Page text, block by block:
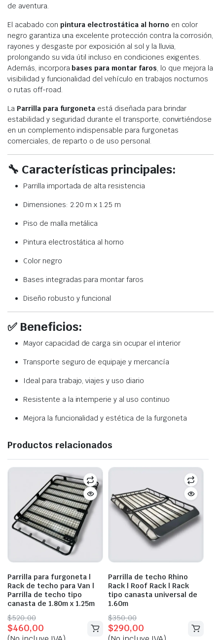
de aventura.
El acabado con pintura electrostática al horno en color
negro garantiza una excelente protección contra la corrosión,
rayones y desgaste por exposición al sol y la lluvia,
prolongando su vida útil incluso en condiciones exigentes.
Además, incorporabases para montar faros, lo que mejora la
visibilidad y funcionalidad del vehículo en trabajos nocturnos
o rutas off-road.
La Parrilla para furgoneta está diseñada para brindar
estabilidad y seguridad durante el transporte, convirtiéndose
en un complemento indispensable para furgonetas
comerciales, de reparto o de uso personal.
🔧 Características principales:
Parrilla importada de alta resistencia
Dimensiones: 2.20 m x 1.25 m
Piso de malla metálica
Pintura electrostática al horno
Color negro
Bases integradas para montar faros
Diseño robusto y funcional
✅ Beneficios:
Mayor capacidad de carga sin ocupar el interior
Transporte seguro de equipaje y mercancía
Ideal para trabajo, viajes y uso diario
Resistente a la intemperie y al uso continuo
Mejora la funcionalidad y estética de la furgoneta
Productos relacionados
Parrilla para furgoneta |
Rack de techo para Van |
Parrilla de techo tipo
canasta de 1.80m x 1.25m
$520,00
Original
price
$460,00
Current
price
Parrilla de techo Rhino
Rack | Roof Rack | Rack
tipo canasta universal de
1.60m
$350,00
Original
price
$290,00
Current
price